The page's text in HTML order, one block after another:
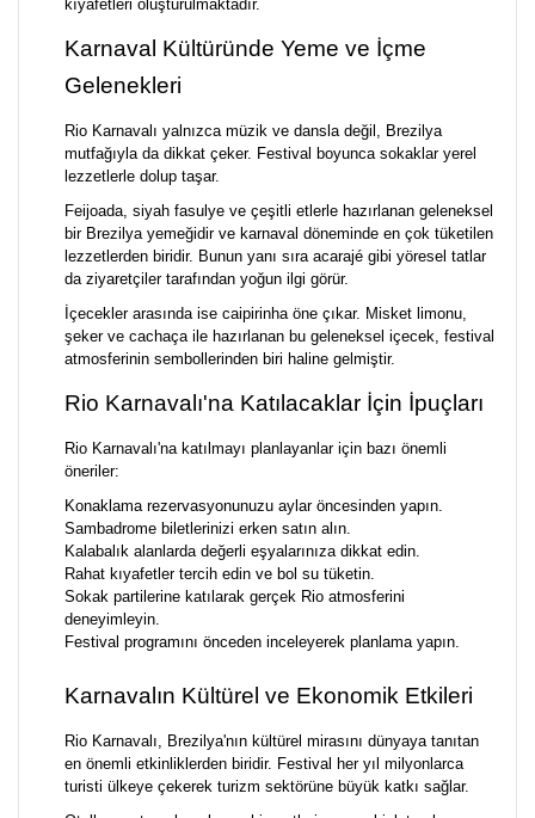
kıyafetleri oluşturulmaktadır.
Karnaval Kültüründe Yeme ve İçme
Gelenekleri
Rio Karnavalı yalnızca müzik ve dansla değil, Brezilya
mutfağıyla da dikkat çeker. Festival boyunca sokaklar yerel
lezzetlerle dolup taşar.
Feijoada, siyah fasulye ve çeşitli etlerle hazırlanan geleneksel
bir Brezilya yemeğidir ve karnaval döneminde en çok tüketilen
lezzetlerden biridir. Bunun yanı sıra acarajé gibi yöresel tatlar
da ziyaretçiler tarafından yoğun ilgi görür.
İçecekler arasında ise caipirinha öne çıkar. Misket limonu,
şeker ve cachaça ile hazırlanan bu geleneksel içecek, festival
atmosferinin sembollerinden biri haline gelmiştir.
Rio Karnavalı'na Katılacaklar İçin İpuçları
Rio Karnavalı'na katılmayı planlayanlar için bazı önemli
öneriler:
Konaklama rezervasyonunuzu aylar öncesinden yapın.
Sambadrome biletlerinizi erken satın alın.
Kalabalık alanlarda değerli eşyalarınıza dikkat edin.
Rahat kıyafetler tercih edin ve bol su tüketin.
Sokak partilerine katılarak gerçek Rio atmosferini
deneyimleyin.
Festival programını önceden inceleyerek planlama yapın.
Karnavalın Kültürel ve Ekonomik Etkileri
Rio Karnavalı, Brezilya'nın kültürel mirasını dünyaya tanıtan
en önemli etkinliklerden biridir. Festival her yıl milyonlarca
turisti ülkeye çekerek turizm sektörüne büyük katkı sağlar.